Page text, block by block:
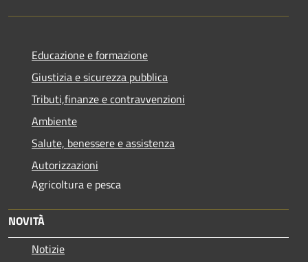
Educazione e formazione
Giustizia e sicurezza pubblica
Tributi,finanze e contravvenzioni
Ambiente
Salute, benessere e assistenza
Autorizzazioni
Agricoltura e pesca
NOVITÀ
Notizie